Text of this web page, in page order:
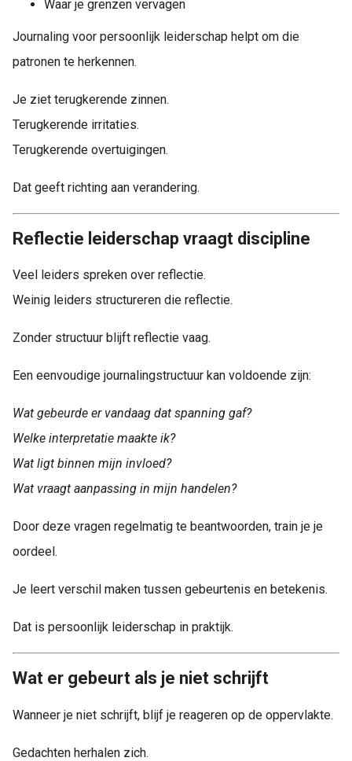
Waar je grenzen vervagen
Journaling voor persoonlijk leiderschap helpt om die
patronen te herkennen.
Je ziet terugkerende zinnen.
Terugkerende irritaties.
Terugkerende overtuigingen.
Dat geeft richting aan verandering.
Reflectie leiderschap vraagt discipline
Veel leiders spreken over reflectie.
Weinig leiders structureren die reflectie.
Zonder structuur blijft reflectie vaag.
Een eenvoudige journalingstructuur kan voldoende zijn:
Wat gebeurde er vandaag dat spanning gaf?
Welke interpretatie maakte ik?
Wat ligt binnen mijn invloed?
Wat vraagt aanpassing in mijn handelen?
Door deze vragen regelmatig te beantwoorden, train je je
oordeel.
Je leert verschil maken tussen gebeurtenis en betekenis.
Dat is persoonlijk leiderschap in praktijk.
Wat er gebeurt als je niet schrijft
Wanneer je niet schrijft, blijf je reageren op de oppervlakte.
Gedachten herhalen zich.